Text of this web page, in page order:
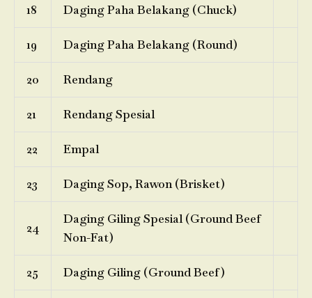
18 Daging Paha Belakang (Chuck)
19 Daging Paha Belakang (Round)
20 Rendang
21 Rendang Spesial
22 Empal
23 Daging Sop, Rawon (Brisket)
24
Daging Giling Spesial (Ground Beef
Non-Fat)
25 Daging Giling (Ground Beef)